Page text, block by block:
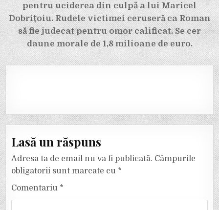
pentru uciderea din culpă a lui Maricel
Dobrițoiu. Rudele victimei ceruseră ca Roman
să fie judecat pentru omor calificat. Se cer
daune morale de 1,8 milioane de euro.
Lasă un răspuns
Adresa ta de email nu va fi publicată. Câmpurile
obligatorii sunt marcate cu *
Comentariu *